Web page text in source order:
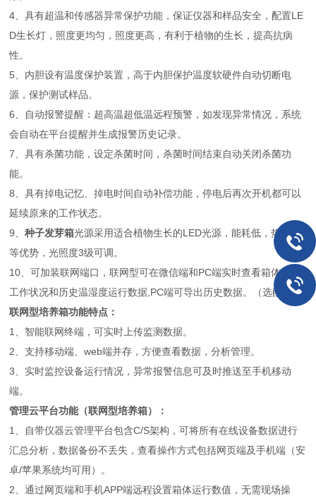
4、具有超温和传感器异常保护功能，保证仪器和样品安全，配置LE
D生长灯，照度更均匀，照度更高，有利于植物的生长，提高抗病
性。
5、内胆设有温度保护装置，高于内胆保护温度软硬件自动切断电
源，保护测试样品。
6、自动报警提醒：超高温超低温远程预警，如发现异常情况，系统
会自动在平台提醒并生成报警历史记录。
7、具有杀菌功能，设定杀菌时间，杀菌时间结束自动关闭杀菌功
能。
8、具有掉电记忆、掉电时间自动补偿功能，停电后再次开机都可以
延续原来的工作状态。
9、种子发芽箱光源采用适合植物生长的LED光源，能耗低，热量低
等优势，光照度3级可调。
10、可加装联网端口，联网型可在微信端和PC端实时查看箱体当前
工作状况和历史温湿度运行数据,PC端可导出历史数据。（选配）
联网型培养箱功能特点：
1、智能联网终端，可实时上传监测数据。
2、支持移动端、web端并存，方便查看数据，分析管理。
3、实时监控设备运行情况，异常报警信息可及时推送至手机移动
端。
管理云平台功能（联网型培养箱）：
1、自带仪器云管理平台包含C/S架构，可将所有在线设备数据进行
汇总分析，数据备份不丢失，查看操作方式包括网页端及手机端（安
卓/苹果系统均可用）。
2、通过网页端和手机APP端远程设置箱体运行数值，无需现场操